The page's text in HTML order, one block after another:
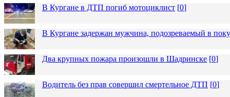
В Кургане в ДТП погиб мотоциклист [0]
В Кургане задержан мужчина, подозреваемый в
Два крупных пожара произошли в Шадринске [0]
Водитель без прав совершил смертельное ДТП [0]